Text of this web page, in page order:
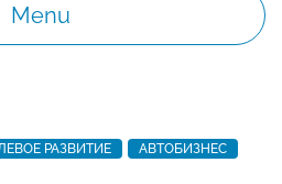
Menu
РАЗВИТИЕ АВТОБИЗНЕС